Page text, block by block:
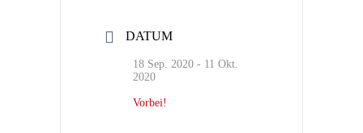
DATUM
18 Sep. 2020 - 11 Okt.
2020
Vorbei!